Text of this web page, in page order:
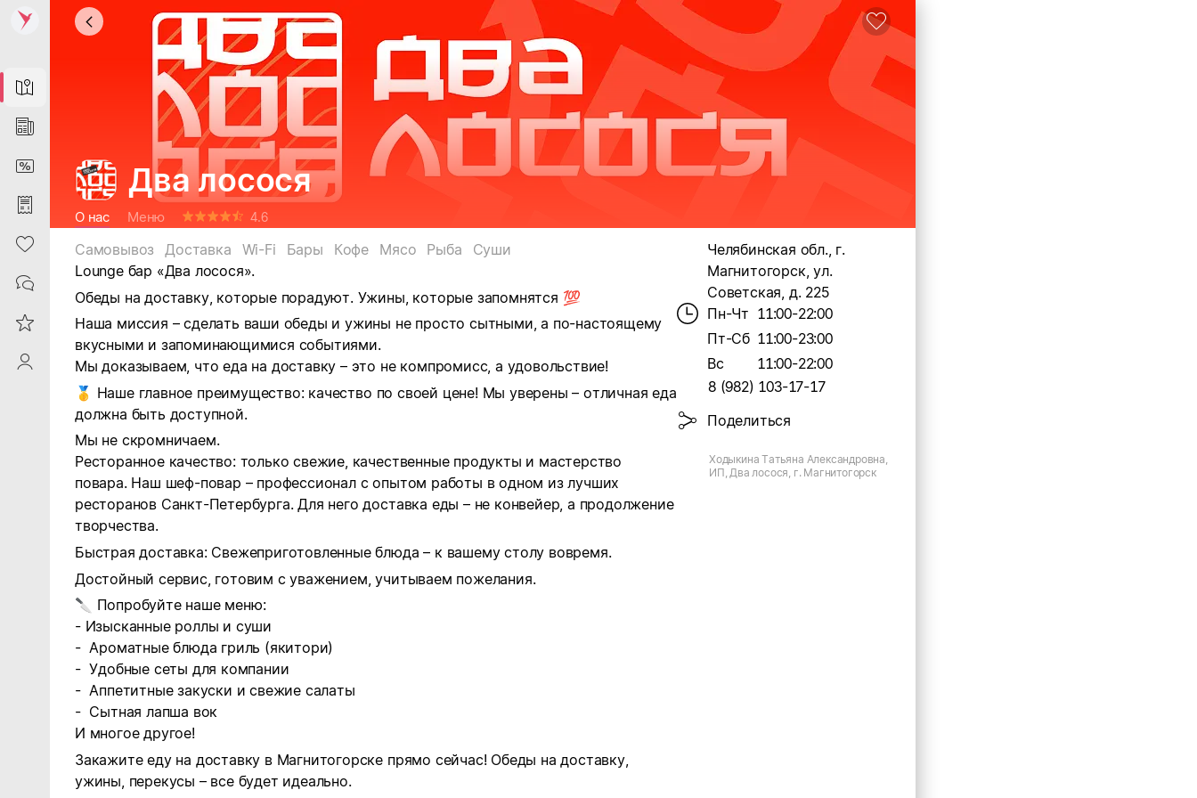
Map
News
DiscountCard
Purchases
Heart
Contacts
Reviews
ProfileSaby
Два лосося
О нас Меню 4.6
Самовывоз Доставка Wi-Fi Бары Кофе Мясо Рыба
Суши
Lounge бар «Два лосося».
Обеды на доставку, которые порадуют. Ужины, которые запомнятся 💯
Наша миссия – сделать ваши обеды и ужины не просто сытными, а по-настоящему
вкусными и запоминающимися событиями.
Мы доказываем, что еда на доставку – это не компромисс, а удовольствие!
🥇 Наше главное преимущество: качество по своей цене! Мы уверены – отличная еда
должна быть доступной.
Мы не скромничаем.
Ресторанное качество: только свежие, качественные продукты и мастерство
повара. Наш шеф-повар – профессионал с опытом работы в одном из лучших
ресторанов Санкт-Петербурга. Для него доставка еды – не конвейер, а продолжение
творчества.
Быстрая доставка: Свежеприготовленные блюда – к вашему столу вовремя.
Достойный сервис, готовим с уважением, учитываем пожелания.
🔪 Попробуйте наше меню:
- Изысканные роллы и суши
- Ароматные блюда гриль (якитори)
- Удобные сеты для компании
- Аппетитные закуски и свежие салаты
- Сытная лапша вок
И многое другое!
Закажите еду на доставку в Магнитогорске прямо сейчас! Обеды на доставку,
ужины, перекусы – все будет идеально.
Челябинская обл., г.
Магнитогорск, ул.
Советская, д. 225
Пн-Чт 11:00-22:00
Пт-Сб 11:00-23:00
Вс
11:00-22:00
8 (982) 103-17-17
Поделиться
Ходыкина Татьяна Александровна,
ИП, Два лосося, г. Магнитогорск